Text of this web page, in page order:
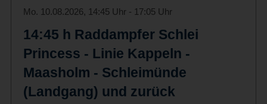
Mo. 10.08.2026, 14:45 Uhr - 17:05 Uhr
14:45 h Raddampfer Schlei
Princess - Linie Kappeln -
Maasholm - Schleimünde
(Landgang) und zurück